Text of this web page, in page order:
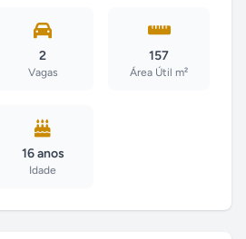
2
Vagas
157
Área Útil m²
16 anos
Idade